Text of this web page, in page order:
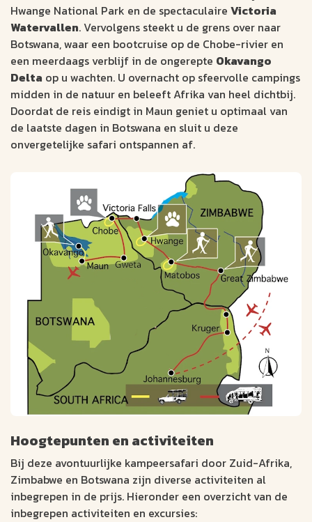
Kamperen midden in de Afrikaanse wildernis
Safari's over land, over het water en te voet
Van Kruger National Park tot de Okavango Delta
v.a. € 3084
Bekijk data &
prijzen
Offerte op
Hwange National Park en de spectaculaire Victoria
Watervallen. Vervolgens steekt u de grens over naar
Botswana, waar een bootcruise op de Chobe-rivier en
een meerdaags verblijf in de ongerepte Okavango
Delta op u wachten. U overnacht op sfeervolle campings
midden in de natuur en beleeft Afrika van heel dichtbij.
Doordat de reis eindigt in Maun geniet u optimaal van
de laatste dagen in Botswana en sluit u deze
onvergetelijke safari ontspannen af.
Hoogtepunten en activiteiten
Bij deze avontuurlijke kampeersafari door Zuid-Afrika,
Zimbabwe en Botswana zijn diverse activiteiten al
inbegrepen in de prijs. Hieronder een overzicht van de
inbegrepen activiteiten en excursies: